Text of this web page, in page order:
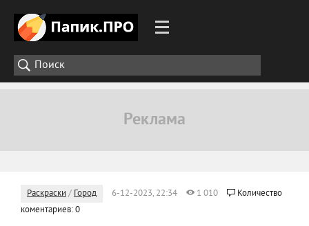
Раскраски / Город 6-12-2023, 22:34 1 010
Количество
коментариев: 0